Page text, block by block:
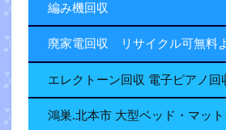
編み機回収
廃家電回収 リサイクル可無料
エレクトーン回収 電子ピアノ回
鴻巣.北本市 大型ベッド・マッ